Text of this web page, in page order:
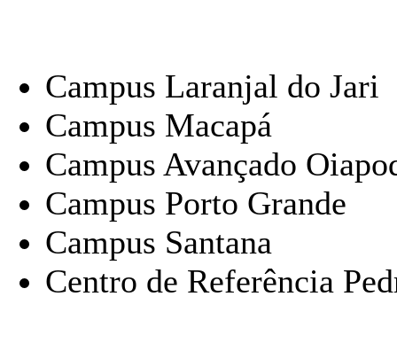
Campus Laranjal do Jari
Campus Macapá
Campus Avançado
Campus Porto Grande
Campus Santana
Centro de Referência